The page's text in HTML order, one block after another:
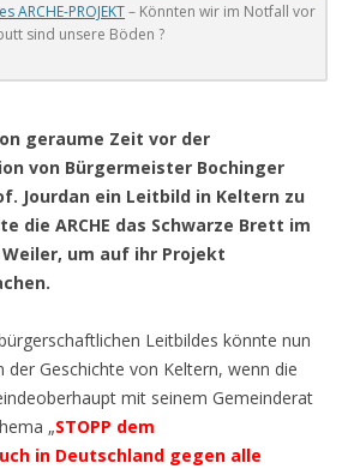
ARCHE-PROJEKT– Könnten wir im Notfall vor
sind unsere Böden ?
geraume Zeit vor der
von Bürgermeister Bochinger
Jourdan ein Leitbild in Keltern zu
die ARCHE das Schwarze Brett im
um auf ihr Projekt
Leitbildes könnte nun
der Geschichte von Keltern, wenn die
mit seinem Gemeinderat
„STOPP dem
in Deutschland gegen alle